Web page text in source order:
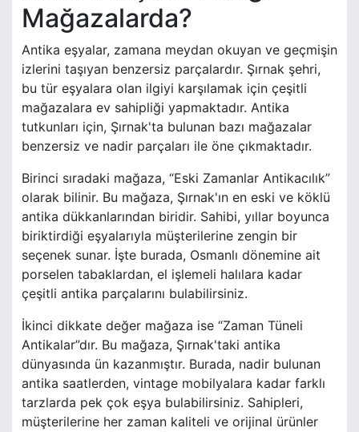
Mağazalarda?
Antika eşyalar, zamana meydan okuyan ve geçmişin
izlerini taşıyan benzersiz parçalardır. Şırnak şehri,
bu tür eşyalara olan ilgiyi karşılamak için çeşitli
mağazalara ev sahipliği yapmaktadır. Antika
tutkunları için, Şırnak'ta bulunan bazı mağazalar
benzersiz ve nadir parçaları ile öne çıkmaktadır.
Birinci sıradaki mağaza, “Eski Zamanlar Antikacılık”
olarak bilinir. Bu mağaza, Şırnak'ın en eski ve köklü
antika dükkanlarından biridir. Sahibi, yıllar boyunca
biriktirdiği eşyalarıyla müşterilerine zengin bir
seçenek sunar. İşte burada, Osmanlı dönemine ait
porselen tabaklardan, el işlemeli halılara kadar
çeşitli antika parçalarını bulabilirsiniz.
İkinci dikkate değer mağaza ise “Zaman Tüneli
Antikalar”dır. Bu mağaza, Şırnak'taki antika
dünyasında ün kazanmıştır. Burada, nadir bulunan
antika saatlerden, vintage mobilyalara kadar farklı
tarzlarda pek çok eşya bulabilirsiniz. Sahipleri,
müşterilerine her zaman kaliteli ve orijinal ürünler